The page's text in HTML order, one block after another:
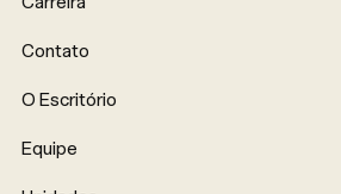
Contato
O Escritório
Equipe